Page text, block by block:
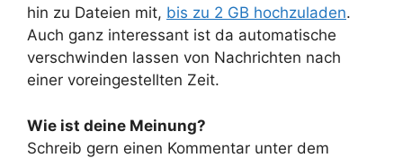
hin zu Dateien mit, bis zu 2 GB hochzuladen.
Auch ganz interessant ist da automatische
verschwinden lassen von Nachrichten nach
einer voreingestellten Zeit.
Wie ist deine Meinung?
Schreib gern einen Kommentar unter dem